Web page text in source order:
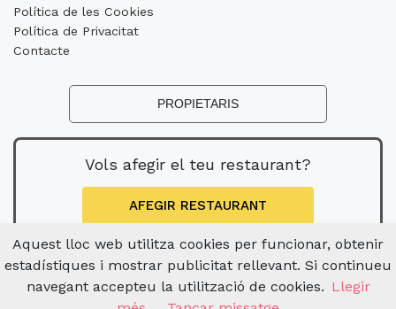
Política de les Cookies
Política de Privacitat
Contacte
PROPIETARIS
Vols afegir el teu restaurant?
AFEGIR RESTAURANT
Aquest lloc web utilitza cookies per funcionar, obtenir
estadístiques i mostrar publicitat rellevant. Si continueu
navegant accepteu la utilització de cookies. Llegir